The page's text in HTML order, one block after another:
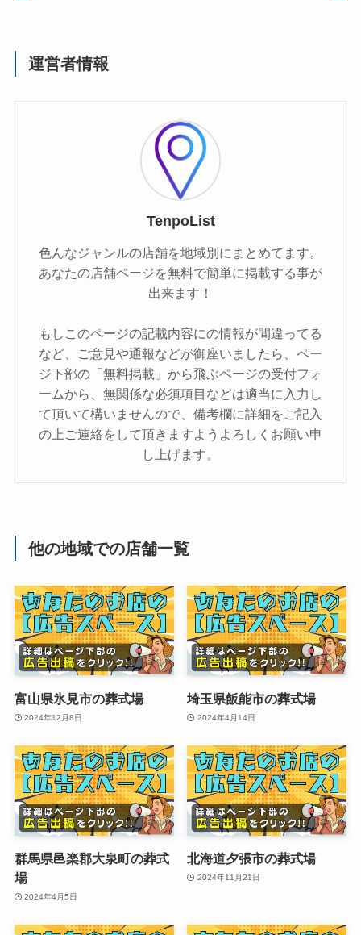
運営者情報
TenpoList
色んなジャンルの店舗を地域別にまとめてます。
あなたの店舗ページを無料で簡単に掲載する事が
出来ます！
もしこのページの記載内容にの情報が間違ってる
など、ご意見や通報などが御座いましたら、ペー
ジ下部の「無料掲載」から飛ぶページの受付フォ
ームから、無関係な必須項目などは適当に入力し
て頂いて構いませんので、備考欄に詳細をご記入
の上ご連絡をして頂きますようよろしくお願い申
し上げます。
他の地域での店舗一覧
富山県氷見市の葬式場
2024年12月8日
埼玉県飯能市の葬式場
2024年4月14日
群馬県邑楽郡大泉町の葬式
場
2024年4月5日
北海道夕張市の葬式場
2024年11月21日